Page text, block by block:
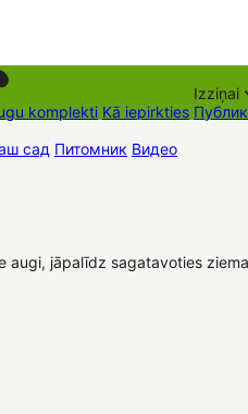
komplekti Kā iepirkties
Izziņai
сад Питомник Видео
jāpalīdz sagatavoties